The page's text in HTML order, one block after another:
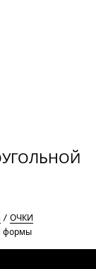
ОЧКИ
формы